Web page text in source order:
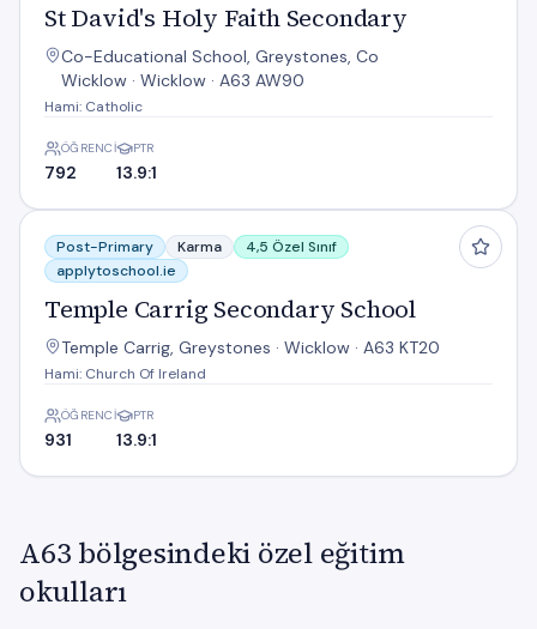
St David's Holy Faith Secondary
Co-Educational School, Greystones, Co
Wicklow · Wicklow · A63 AW90
Hami: Catholic
ÖĞRENCI
792
PTR
13.9:1
Temple Carrig Secondary School
Post-Primary Karma
4,5 Özel Sınıf
applytoschool.ie
Temple Carrig Secondary School
Temple Carrig, Greystones · Wicklow · A63 KT20
Hami: Church Of Ireland
ÖĞRENCI
931
PTR
13.9:1
A63 bölgesindeki özel eğitim
okulları